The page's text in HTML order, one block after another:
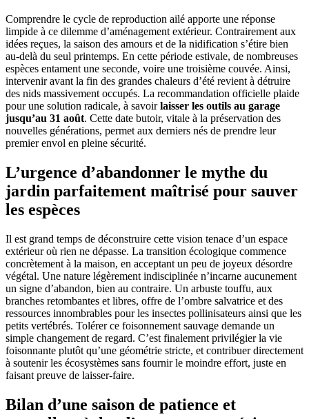
Comprendre le cycle de reproduction ailé apporte une réponse
limpide à ce dilemme d’aménagement extérieur. Contrairement aux
idées reçues, la saison des amours et de la nidification s’étire bien
au-delà du seul printemps. En cette période estivale, de nombreuses
espèces entament une seconde, voire une troisième couvée. Ainsi,
intervenir avant la fin des grandes chaleurs d’été revient à détruire
des nids massivement occupés. La recommandation officielle plaide
pour une solution radicale, à savoirlaisser les outils au garage
jusqu’au 31 août. Cette date butoir, vitale à la préservation des
nouvelles générations, permet aux derniers nés de prendre leur
premier envol en pleine sécurité.
L’urgence d’abandonner le mythe du
jardin parfaitement maîtrisé pour sauver
les espèces
Il est grand temps de déconstruire cette vision tenace d’un espace
extérieur où rien ne dépasse. La transition écologique commence
concrètement à la maison, en acceptant un peu de joyeux désordre
végétal. Une nature légèrement indisciplinée n’incarne aucunement
un signe d’abandon, bien au contraire. Un arbuste touffu, aux
branches retombantes et libres, offre de l’ombre salvatrice et des
ressources innombrables pour les insectes pollinisateurs ainsi que les
petits vertébrés. Tolérer ce foisonnement sauvage demande un
simple changement de regard. C’est finalement privilégier la vie
foisonnante plutôt qu’une géométrie stricte, et contribuer directement
à soutenir les écosystèmes sans fournir le moindre effort, juste en
faisant preuve de laisser-faire.
Bilan d’une saison de patience et